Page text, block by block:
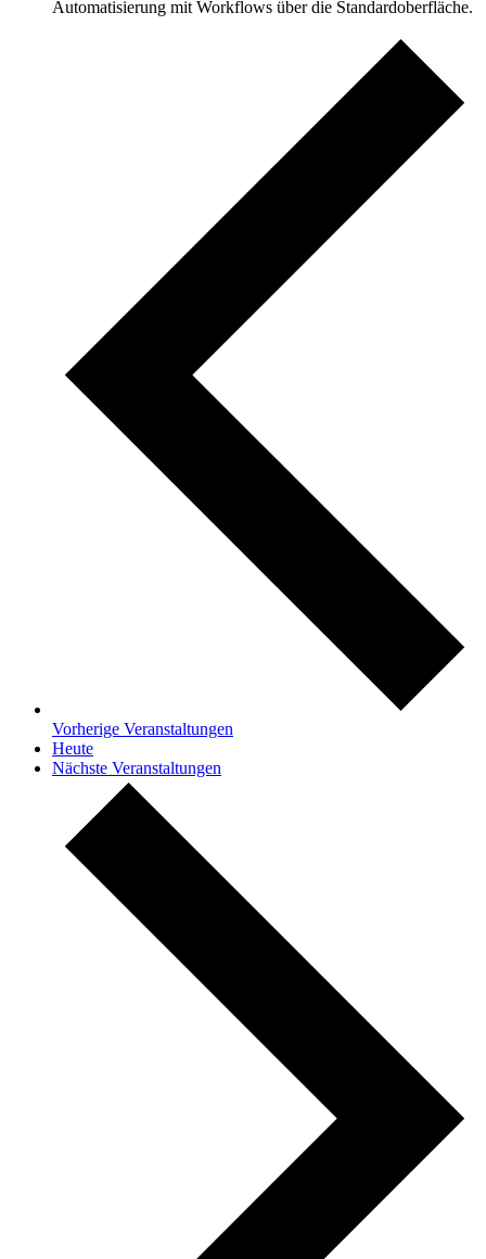
Automatisierung mit Workflows über die Standardoberfläche.
Vorherige Veranstaltungen
Heute
Nächste Veranstaltungen